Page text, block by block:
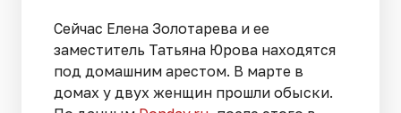
Сейчас Елена Золотарева и ее
заместитель Татьяна Юрова находятся
под домашним арестом. В марте в
домах у двух женщин прошли обыски.